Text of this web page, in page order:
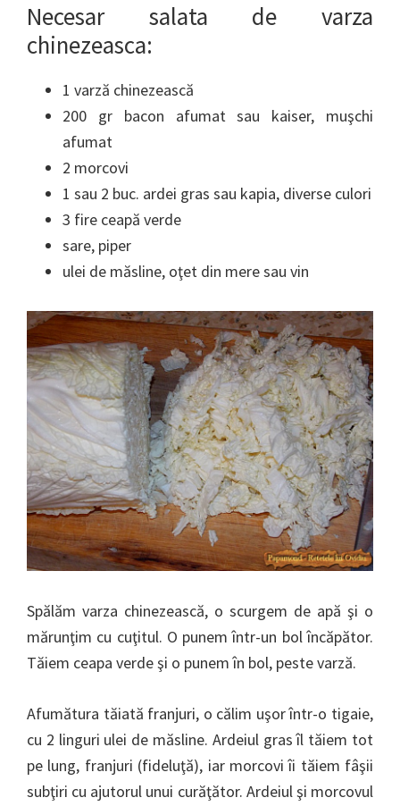
Necesar salata de varza
chinezeasca:
1 varză chinezească
200 gr bacon afumat sau kaiser, muşchi
afumat
2 morcovi
1 sau 2 buc. ardei gras sau kapia, diverse culori
3 fire ceapă verde
sare, piper
ulei de măsline, oţet din mere sau vin
Spălăm varza chinezească, o scurgem de apă şi o
mărunţim cu cuţitul. O punem într-un bol încăpător.
Tăiem ceapa verde şi o punem în bol, peste varză.
Afumătura tăiată franjuri, o călim uşor într-o tigaie,
cu 2 linguri ulei de măsline. Ardeiul gras îl tăiem tot
pe lung, franjuri (fideluţă), iar morcovi îi tăiem fâşii
subţiri cu ajutorul unui curăţător. Ardeiul şi morcovul